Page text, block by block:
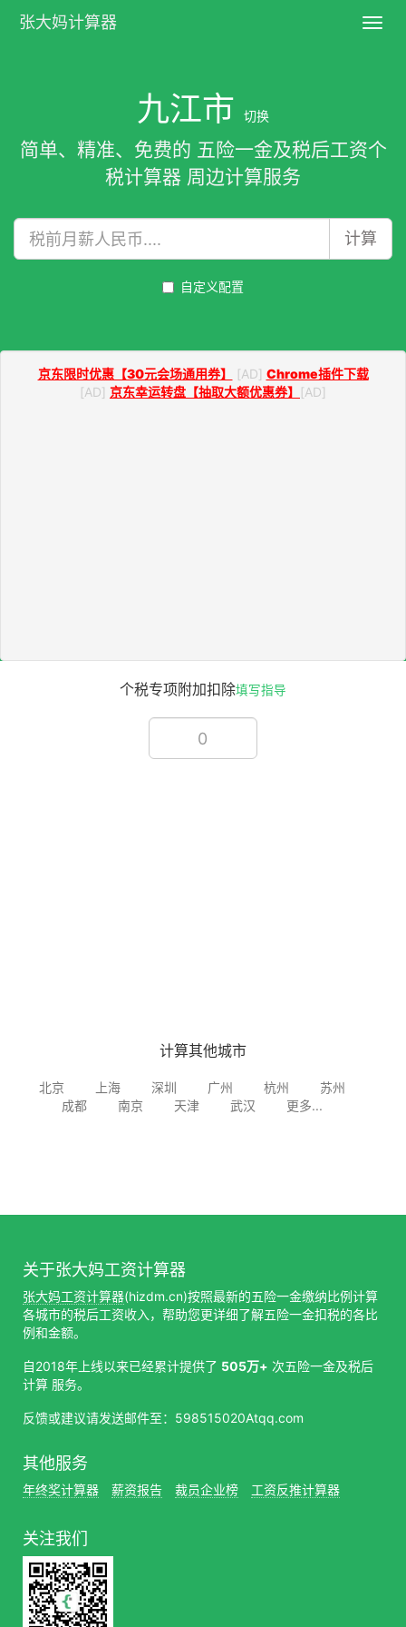
张大妈计算器
九江市 切换
简单、精准、免费的 五险一金及税后工资个
税计算器 周边计算服务
计算
自定义配置
京东限时优惠【30元会场通用券】 [AD] Chrome插件下载
[AD] 京东幸运转盘【抽取大额优惠券】 [AD]
个税专项附加扣除填写指导
计算其他城市
北京 上海 深圳 广州 杭州
苏州
成都
南京 天津 武汉 更多...
关于张大妈工资计算器
张大妈工资计算器(hizdm.cn)按照最新的五险一金缴纳比例计算
各城市的税后工资收入，帮助您更详细了解五险一金扣税的各比
例和金额。
自2018年上线以来已经累计提供了 505万+ 次五险一金及税后
计算 服务。
反馈或建议请发送邮件至：598515020Atqq.com
其他服务
年终奖计算器 薪资报告 裁员企业榜 工资反推计算器
关注我们